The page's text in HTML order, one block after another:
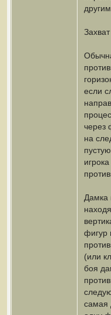
если
через
на
Дамка
фигур
(или
боя
самая